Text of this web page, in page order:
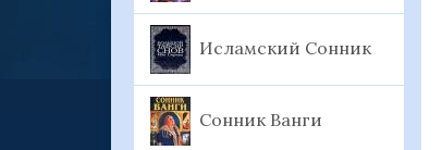
Исламский Сонник
Сонник Ванги